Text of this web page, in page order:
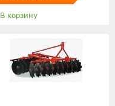
В корзину